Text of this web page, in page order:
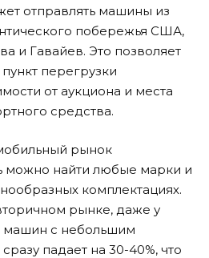
отправлять машины из
побережья США,
и Гавайев. Это позволяет
перегрузки
от аукциона и места
средства.
рынок
можно найти любые марки и
комплектациях.
рынке, даже у
машин с небольшим
падает на 30-40%, что